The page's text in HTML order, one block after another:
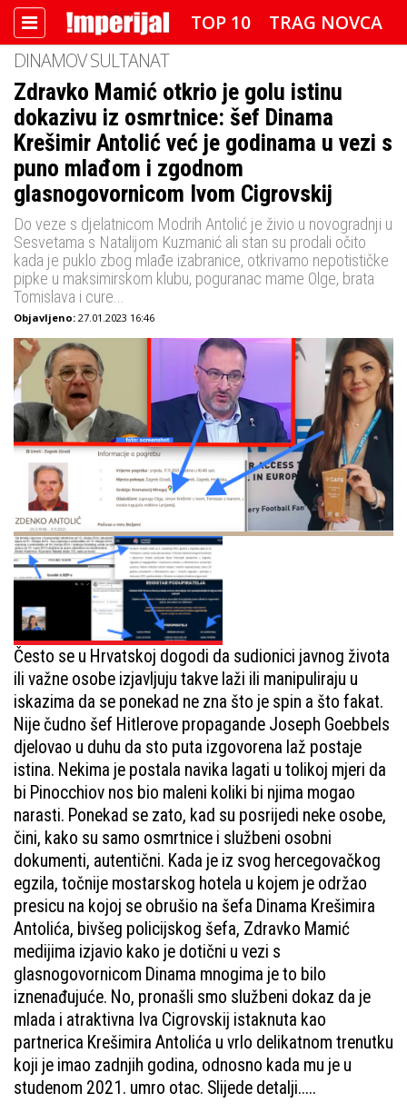
TOP 10
TRAG NOVCA
DETEKTOR
FOTO SPECIJAL
IMPERIJAL VIDEO
RADAR
IMPERIJAL & FREETIME
IMPERIJALOVE POZNATE FACE
DINAMOV SULTANAT
Zdravko Mamić otkrio je golu istinu
dokazivu iz osmrtnice: šef Dinama
Krešimir Antolić već je godinama u vezi s
puno mlađom i zgodnom
glasnogovornicom Ivom Cigrovskij
Do veze s djelatnicom Modrih Antolić je živio u novogradnji u
Sesvetama s Natalijom Kuzmanić ali stan su prodali očito
kada je puklo zbog mlađe izabranice, otkrivamo nepotističke
pipke u maksimirskom klubu, poguranac mame Olge, brata
Tomislava i cure...
Objavljeno: 27.01.2023 16:46
Često se u Hrvatskoj dogodi da sudionici javnog života
ili važne osobe izjavljuju takve laži ili manipuliraju u
iskazima da se ponekad ne zna što je spin a što fakat.
Nije čudno šef Hitlerove propagande Joseph Goebbels
djelovao u duhu da sto puta izgovorena laž postaje
istina. Nekima je postala navika lagati u tolikoj mjeri da
bi Pinocchiov nos bio maleni koliki bi njima mogao
narasti. Ponekad se zato, kad su posrijedi neke osobe,
čini, kako su samo osmrtnice i službeni osobni
dokumenti, autentični. Kada je iz svog hercegovačkog
egzila, točnije mostarskog hotela u kojem je održao
presicu na kojoj se obrušio na šefa Dinama Krešimira
Antolića, bivšeg policijskog šefa, Zdravko Mamić
medijima izjavio kako je dotični u vezi s
glasnogovornicom Dinama mnogima je to bilo
iznenađujuće. No, pronašli smo službeni dokaz da je
mlada i atraktivna Iva Cigrovskij istaknuta kao
partnerica Krešimira Antolića u vrlo delikatnom trenutku
koji je imao zadnjih godina, odnosno kada mu je u
studenom 2021. umro otac. Slijede detalji.....